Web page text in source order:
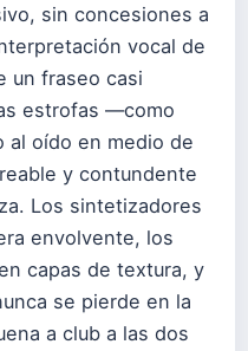
sin concesiones a
vocal de
un fraseo casi
estrofas —como
al oído en medio de
y contundente
Los sintetizadores
envolvente, los
capas de textura, y
se pierde en la
a club a las dos